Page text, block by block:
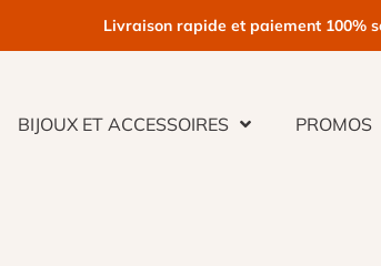
Livraison rapide et paiement 100%
BIJOUX ET ACCESSOIRES PROMOS